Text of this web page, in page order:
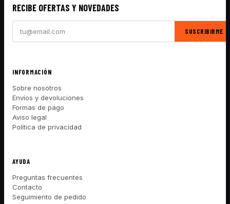
RECIBE OFERTAS Y NOVEDADES
SUSCRIBIRME
INFORMACIÓN
Sobre nosotros
Envíos y devoluciones
Formas de pago
Aviso legal
Política de privacidad
AYUDA
Preguntas frecuentes
Contacto
Seguimiento de pedido